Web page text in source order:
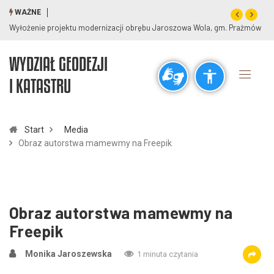
visibility_off title
Rozdzielczość
WAŻNE
Wyłożenie projektu modernizacji obrębu Jaroszowa Wola, gm. Prażmów
WYDZIAŁ GEODEZJI
I KATASTRU
Start
Media
Obraz autorstwa mamewmy na Freepik
Obraz autorstwa mamewmy na
Freepik
Monika Jaroszewska 1 minuta czytania